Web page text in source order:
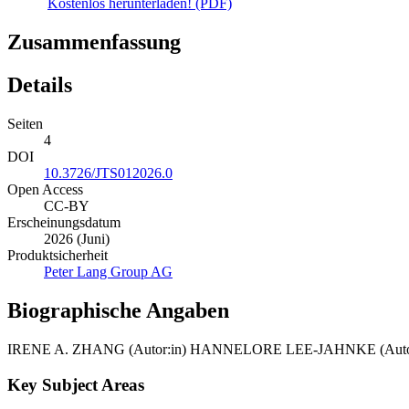
Kostenlos herunterladen! (PDF)
Zusammenfassung
Details
Seiten
4
DOI
10.3726/JTS012026.0
Open Access
CC-BY
Erscheinungsdatum
2026 (Juni)
Produktsicherheit
Peter Lang Group AG
Biographische Angaben
IRENE A. ZHANG (Autor:in) HANNELORE LEE-JAHNKE
Key Subject Areas